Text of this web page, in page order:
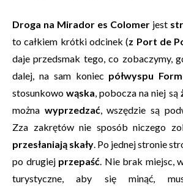
Droga na Mirador es Colomer jest
to całkiem krótki odcinek (z Port de
daje przedsmak tego, co zobaczymy,
dalej, na sam koniec półwyspu
stosunkowowąska, pobocza na niej są
można wyprzedzać, wszędzie są
Zza zakrętów nie sposób niczego
przesłaniają skały. Po jednej stronie
po drugiej przepaść. Nie brak miejsc,
turystyczne, aby się minąć,